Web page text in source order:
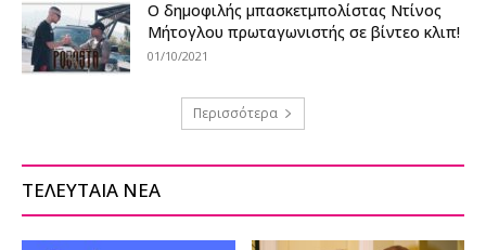
Ο δημοφιλής μπασκετμπολίστας Ντίνος
Μήτογλου πρωταγωνιστής σε βίντεο κλιπ!
01/10/2021
Περισσότερα
ΤΕΛΕΥΤΑΙΑ ΝΕΑ